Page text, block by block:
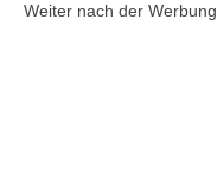
Weiter nach der Werbung